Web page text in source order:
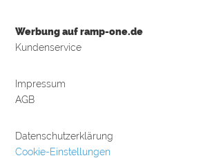
Werbung auf ramp-one.de
Kundenservice
Impressum
AGB
Datenschutzerklärung
Cookie-Einstellungen